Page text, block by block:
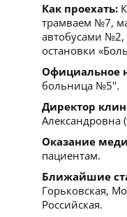
Как проехать:
трамваем №7,
автобусами №2,
остановки
Официальное
больница №5".
Директор
Александровна
Оказание
пациентам.
Ближайшие
Горьковская,
Российская.